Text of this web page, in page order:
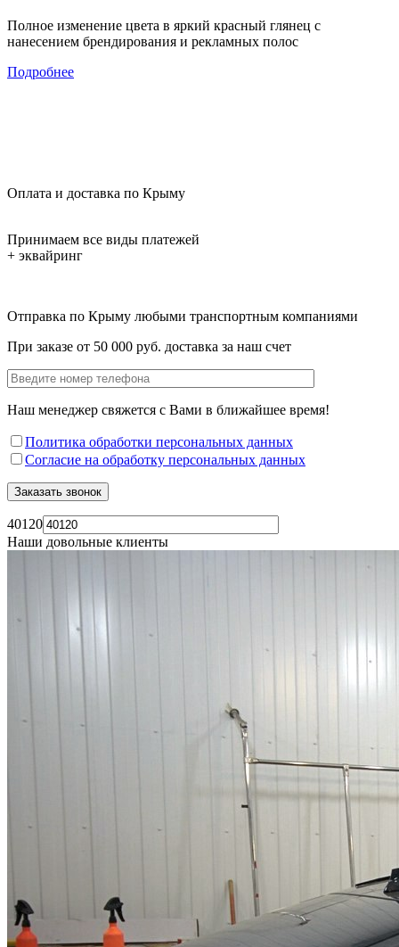
Полное изменение цвета в яркий красный глянец с
нанесением брендирования и рекламных полос
Подробнее
Оплата и доставка по Крыму
Принимаем все виды платежей
+ эквайринг
Отправка по Крыму любыми транспортным компаниями
При заказе от 50 000 руб. доставка за наш счет
Наш менеджер свяжется с Вами в ближайшее время!
Политика обработки персональных данных
Согласие на обработку персональных данных
40120
Наши довольные клиенты